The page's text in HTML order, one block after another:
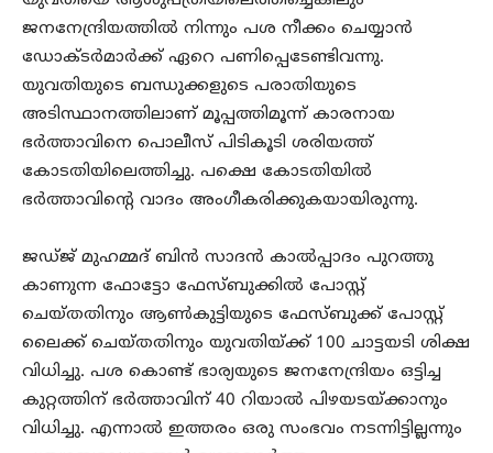
ജനനേന്ദ്രിയത്തില്‍ നിന്നും പശ നീക്കം ചെയ്യാന്‍
ഡോക്ടര്‍മാര്‍ക്ക് ഏറെ പണിപ്പെടേണ്ടിവന്നു.
യുവതിയുടെ ബന്ധുക്കളുടെ പരാതിയുടെ
അടിസ്ഥാനത്തിലാണ് മൂപ്പത്തിമൂന്ന് കാരനായ
ഭര്‍ത്താവിനെ പൊലീസ് പിടികൂടി ശരിയത്ത്
കോടതിയിലെത്തിച്ചു. പക്ഷെ കോടതിയില്‍
ഭര്‍ത്താവിന്റെ വാദം അംഗീകരിക്കുകയായിരുന്നു.
ജഡ്ജ് മുഹമ്മദ് ബിന്‍ സാദന്‍ കാല്‍പ്പാദം പുറത്തു
കാണുന്ന ഫോട്ടോ ഫേസ്ബുക്കില്‍ പോസ്റ്റ്
ചെയ്തതിനും ആണ്‍കുട്ടിയുടെ ഫേസ്ബുക്ക് പോസ്റ്റ്
ലൈക്ക് ചെയ്തതിനും യുവതിയ്ക്ക് 100 ചാട്ടയടി ശിക്ഷ
വിധിച്ചു. പശ കൊണ്ട് ഭാര്യയുടെ ജനനേന്ദ്രിയം ഒട്ടിച്ച
കുറ്റത്തിന് ഭര്‍ത്താവിന് 40 റിയാല്‍ പിഴയടയ്ക്കാനും
വിധിച്ചു. എന്നാല്‍ ഇത്തരം ഒരു സംഭവം നടന്നിട്ടില്ലന്നും